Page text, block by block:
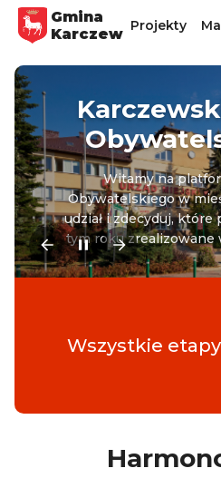
Gmina
Karczew Projekty
Witamy na
Obywatelskiego w
udział i zdecyduj,
tym roku zrealizowane
Wszystkie